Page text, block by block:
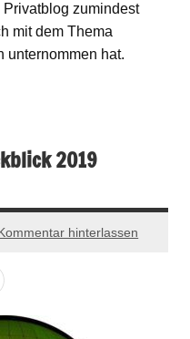
zumindest
mit dem Thema
unternommen hat.
2019
hinterlassen